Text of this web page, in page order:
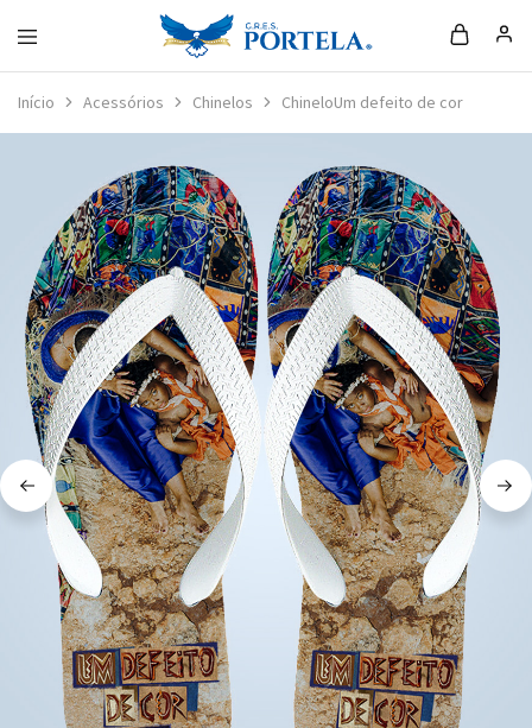
Loja
Portela
Início Acessórios Chinelos ChineloUm defeito de cor